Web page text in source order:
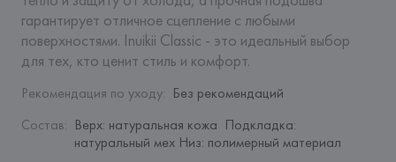
гарантирует отличное сцепление с любыми
поверхностями. Inuikii Classic - это идеальный выбор
для тех, кто ценит стиль и комфорт.
Рекомендация по уходу: Без рекомендаций
Состав: Верх: натуральная кожа  Подкладка:
натуральный мех Низ: полимерный материал